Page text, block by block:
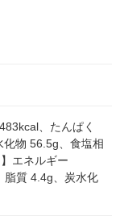
、たんぱく
物 56.5g、食塩相
エネルギー
脂質 4.4g、炭水化